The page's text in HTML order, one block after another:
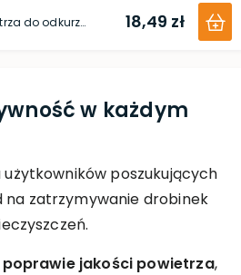
Zestaw filtrów powietrza do odkurzacza Bosch (Flexxo) 18,49 zł
w każdym
poszukujących
zatrzymywanie drobinek
jakości powietrza,